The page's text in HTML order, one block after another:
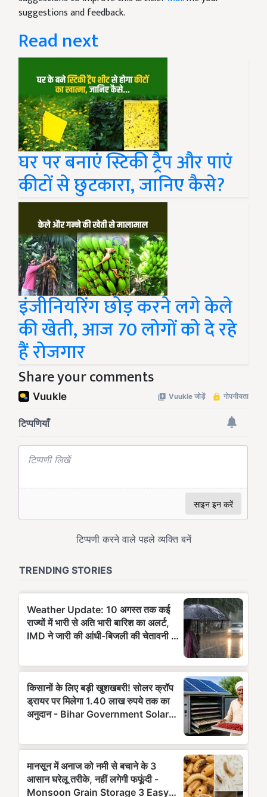
suggestions and feedback.
Read next
घर पर बनाएं स्टिकी ट्रैप और पाएं
कीटों से छुटकारा, जानिए कैसे?
इंजीनियरिंग छोड़ करने लगे केले
की खेती, आज 70 लोगों को दे रहे
हैं रोजगार
Share your comments